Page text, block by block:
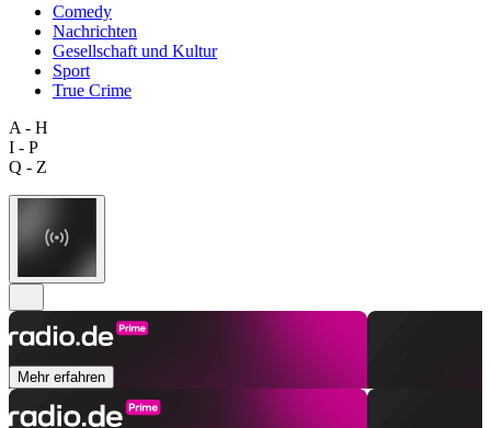
Comedy
Nachrichten
Gesellschaft und Kultur
Sport
True Crime
A - H
I - P
Q - Z
Mehr erfahren